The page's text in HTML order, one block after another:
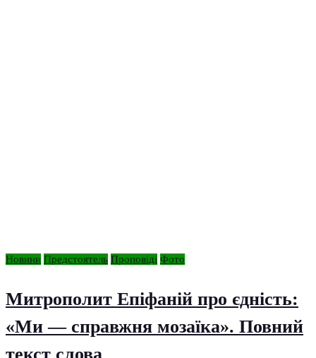
Новини Предстоятель Проповіді Фото
Митрополит Епіфаній про єдність:
«Ми — справжня мозаїка». Повний